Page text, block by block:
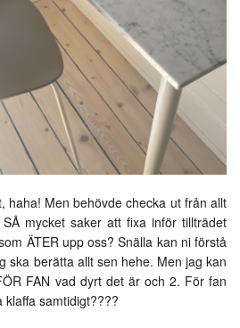
haha! Men behövde checka ut från allt
mycket saker att fixa inför tillträdet
ÄTER upp oss? Snälla kan ni förstå
ska berätta allt sen hehe. Men jag kan
FAN vad dyrt det är och 2. För fan
samtidigt????